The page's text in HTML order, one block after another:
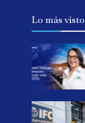
Lo más visto